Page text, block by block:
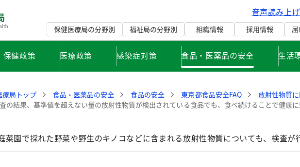
音声読み上
保健医療局の分野別 福祉局の分野別 組織情報 採用情報
保健政策 医療政策 感染症対策 食品・医薬品の安全 生活
療局トップ 食品・医薬品の安全 食品の安全 東京都食品安全FAQ
放射性物質
の結果、基準値を超えない量の放射性物質が検出されている食品でも、食べ続けることで健康
菜園で採れた野菜や野生のキノコなどに含まれる放射性物質についても、検査